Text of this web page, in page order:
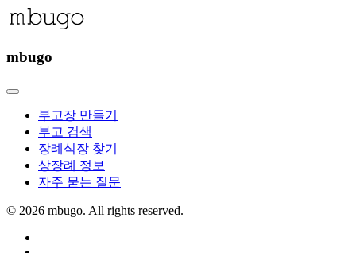
mbugo
부고장 만들기
부고 검색
장례식장 찾기
상장례 정보
자주 묻는 질문
© 2026 mbugo. All rights reserved.